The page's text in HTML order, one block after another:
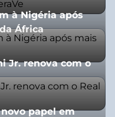
à Nigéria após
África
Jr. renova com o
papel em